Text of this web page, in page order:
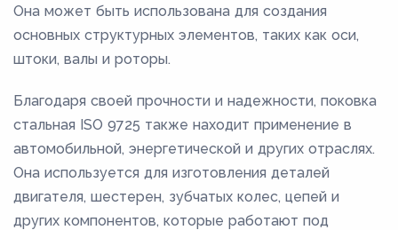
Она может быть использована для создания
основных структурных элементов, таких как оси,
штоки, валы и роторы.
Благодаря своей прочности и надежности, поковка
стальная ISO 9725 также находит применение в
автомобильной, энергетической и других отраслях.
Она используется для изготовления деталей
двигателя, шестерен, зубчатых колес, цепей и
других компонентов, которые работают под